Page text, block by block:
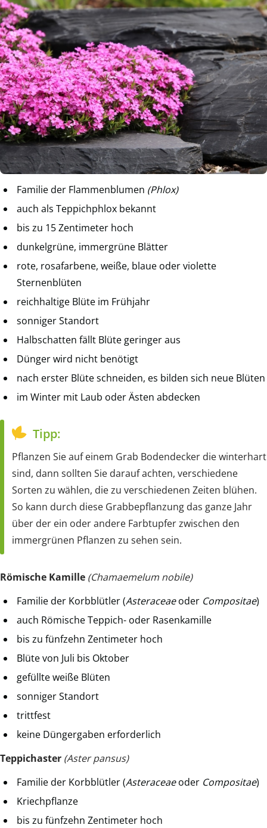
Familie der Flammenblumen (Phlox)
auch als Teppichphlox bekannt
bis zu 15 Zentimeter hoch
dunkelgrüne, immergrüne Blätter
rote, rosafarbene, weiße, blaue oder violette
Sternenblüten
reichhaltige Blüte im Frühjahr
sonniger Standort
Halbschatten fällt Blüte geringer aus
Dünger wird nicht benötigt
nach erster Blüte schneiden, es bilden sich neue Blüten
im Winter mit Laub oder Ästen abdecken
Tipp:
Pflanzen Sie auf einem Grab Bodendecker die winterhart
sind, dann sollten Sie darauf achten, verschiedene
Sorten zu wählen, die zu verschiedenen Zeiten blühen.
So kann durch diese Grabbepflanzung das ganze Jahr
über der ein oder andere Farbtupfer zwischen den
immergrünen Pflanzen zu sehen sein.
Römische Kamille (Chamaemelum nobile)
Familie der Korbblütler (Asteraceaeoder Compositae)
auch Römische Teppich- oder Rasenkamille
bis zu fünfzehn Zentimeter hoch
Blüte von Juli bis Oktober
gefüllte weiße Blüten
sonniger Standort
trittfest
keine Düngergaben erforderlich
Teppichaster (Aster pansus)
Familie der Korbblütler (Asteraceaeoder Compositae)
Kriechpflanze
bis zu fünfzehn Zentimeter hoch